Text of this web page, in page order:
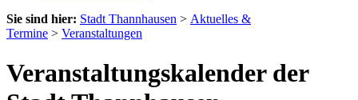
Sie sind hier: Stadt Thannhausen > Aktuelles &
Termine > Veranstaltungen
Veranstaltungskalender der